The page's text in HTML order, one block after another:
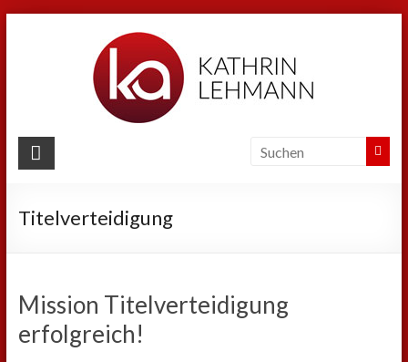
Kathrin
Sport
Privat
Titelverteidigung
Mission Titelverteidigung
erfolgreich!